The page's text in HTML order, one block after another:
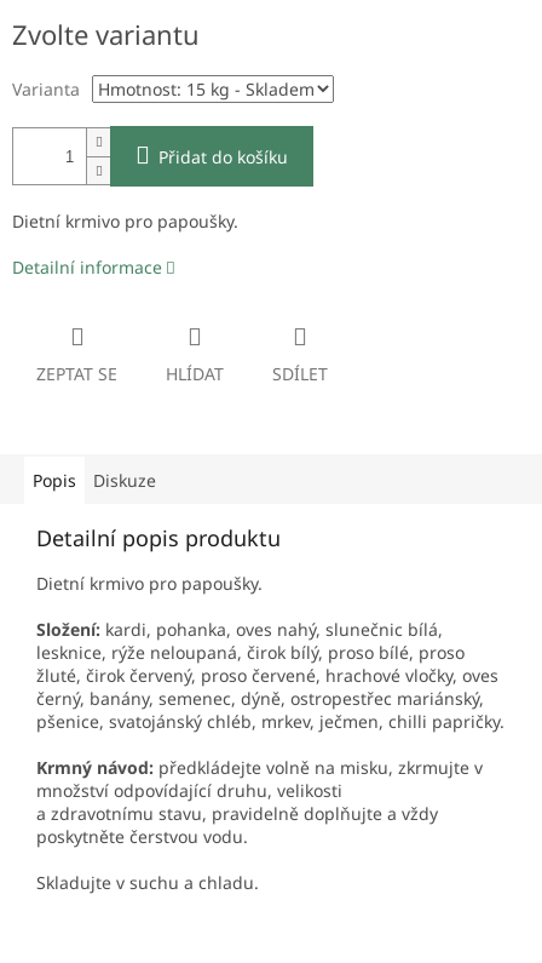
cena:
Zvolte variantu
Varianta
Přidat do košíku
Dietní krmivo pro papoušky.
Detailní informace
ZEPTAT SE HLÍDAT SDÍLET
Popis Diskuze
Detailní popis produktu
Dietní krmivo pro papoušky.
Složení: kardi, pohanka, oves nahý, slunečnic bílá,
lesknice, rýže neloupaná, čirok bílý, proso bílé, proso
žluté, čirok červený, proso červené, hrachové vločky, oves
černý, banány, semenec, dýně, ostropestřec mariánský,
pšenice, svatojánský chléb, mrkev, ječmen, chilli papričky.
Krmný návod: předkládejte volně na misku, zkrmujte v
množství odpovídající druhu, velikosti
a zdravotnímu stavu, pravidelně doplňujte a vždy
poskytněte čerstvou vodu.
Skladujte v suchu a chladu.